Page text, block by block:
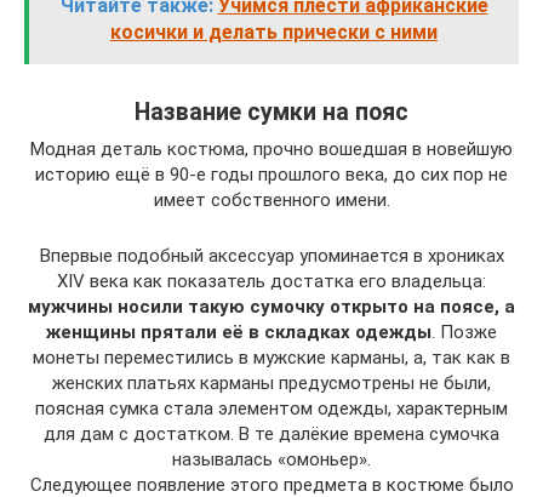
Читайте также: Учимся плести африканские
косички и делать прически с ними
Название сумки на пояс
Модная деталь костюма, прочно вошедшая в новейшую
историю ещё в 90-е годы прошлого века, до сих пор не
имеет собственного имени.
Впервые подобный аксессуар упоминается в хрониках
XIV века как показатель достатка его владельца:
мужчины носили такую сумочку открыто на поясе, а
женщины прятали её в складках одежды . Позже
монеты переместились в мужские карманы, а, так как в
женских платьях карманы предусмотрены не были,
поясная сумка стала элементом одежды, характерным
для дам с достатком. В те далёкие времена сумочка
называлась «омоньер».
Следующее появление этого предмета в костюме было